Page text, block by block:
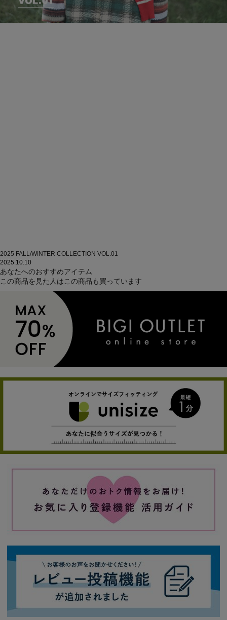
2025 FALL/WINTER COLLECTION VOL.01
2025.10.10
あなたへのおすすめアイテム
この商品を見た人はこの商品も買っています